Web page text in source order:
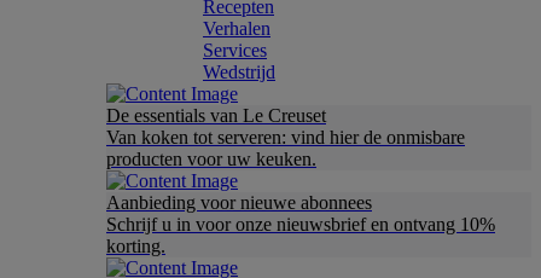
Recepten
Verhalen
Services
Wedstrijd
De essentials van Le Creuset
Van koken tot serveren: vind hier de onmisbare
producten voor uw keuken.
Aanbieding voor nieuwe abonnees
Schrijf u in voor onze nieuwsbrief en ontvang 10%
korting.